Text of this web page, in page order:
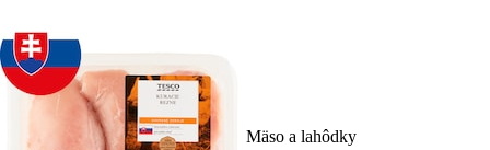
Mäso a lahôdky